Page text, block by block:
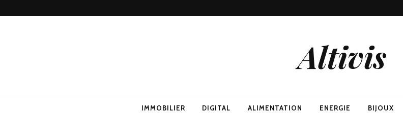
Altivis
IMMOBILIER DIGITAL ALIMENTATION ENERGIE BIJOUX